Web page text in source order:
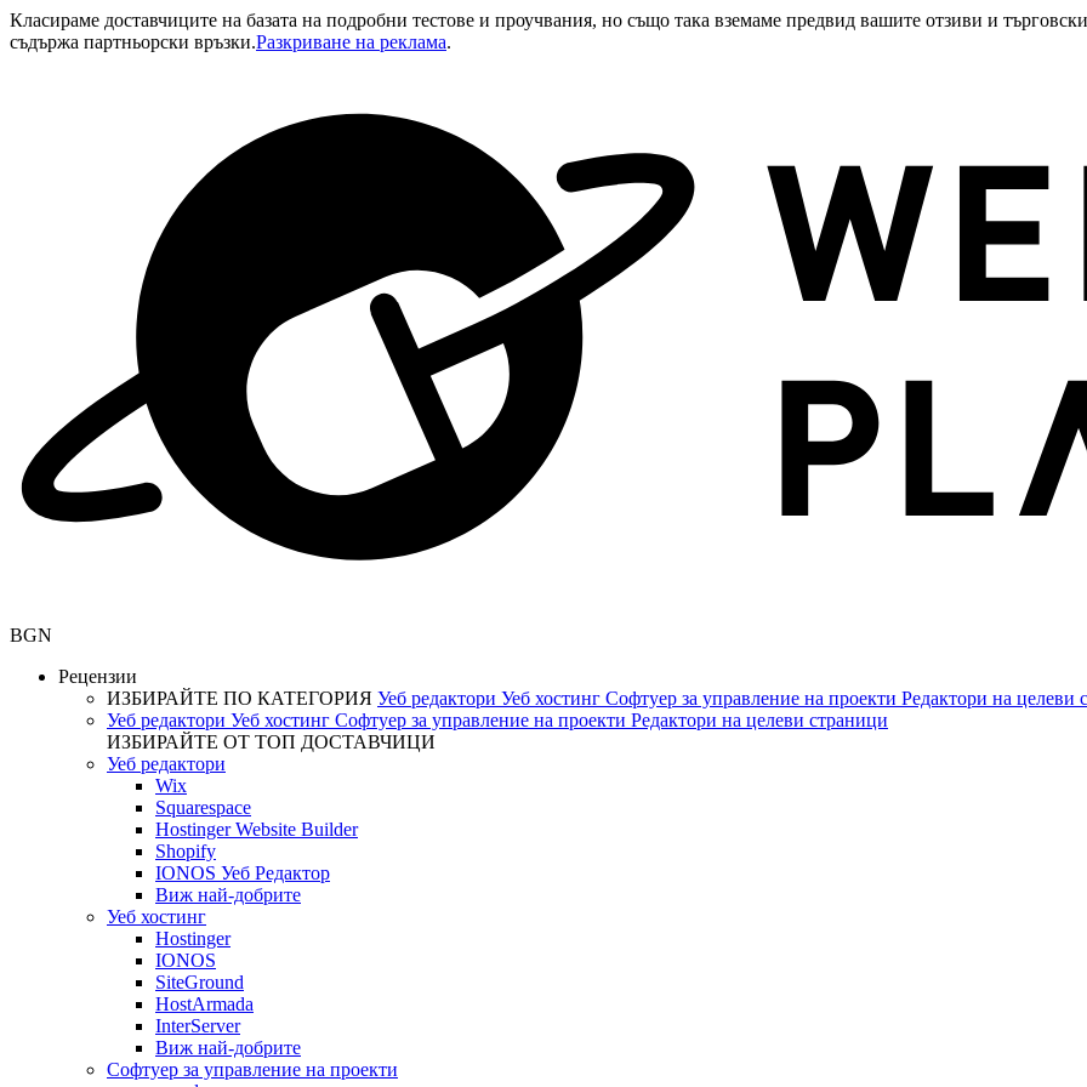
Класираме доставчиците на базата на подробни тестове и проучвания, но също така вземаме предвид вашите отзиви и
съдържа партньорски връзки.Разкриване на реклама.
BGN
Рецензии
ИЗБИРАЙТЕ ПО КАТЕГОРИЯ Уеб редактори Уеб хостинг Софтуер за управление на проекти Редактори на целеви
Уеб редактори Уеб хостинг Софтуер за управление на проекти Редактори на целеви страници
ИЗБИРАЙТЕ ОТ ТОП ДОСТАВЧИЦИ
Уеб редактори
Wix
Squarespace
Hostinger Website Builder
Shopify
IONOS Уеб Редактор
Виж най-добрите
Уеб хостинг
Hostinger
IONOS
SiteGround
HostArmada
InterServer
Виж най-добрите
Софтуер за управление на проекти